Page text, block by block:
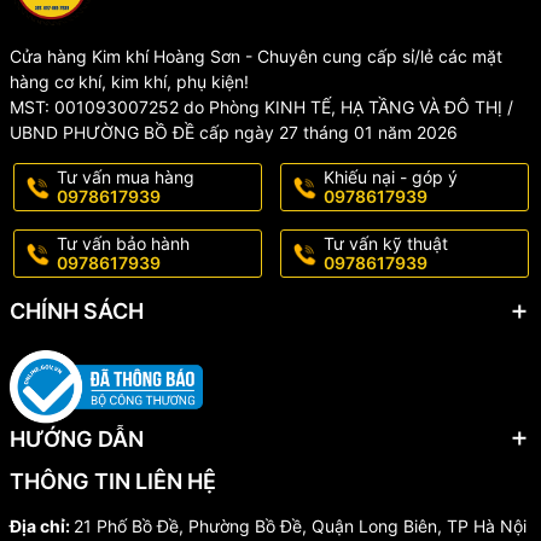
Cửa hàng Kim khí Hoàng Sơn - Chuyên cung cấp sỉ/lẻ các mặt
hàng cơ khí, kim khí, phụ kiện!
MST: 001093007252 do Phòng KINH TẾ, HẠ TẦNG VÀ ĐÔ THỊ /
UBND PHƯỜNG BỒ ĐỀ cấp ngày 27 tháng 01 năm 2026
Tư vấn mua hàng
0978617939
Khiếu nại - góp ý
0978617939
Tư vấn bảo hành
0978617939
Tư vấn kỹ thuật
0978617939
CHÍNH SÁCH
HƯỚNG DẪN
THÔNG TIN LIÊN HỆ
Địa chỉ: 21 Phố Bồ Đề, Phường Bồ Đề, Quận Long Biên, TP Hà Nội